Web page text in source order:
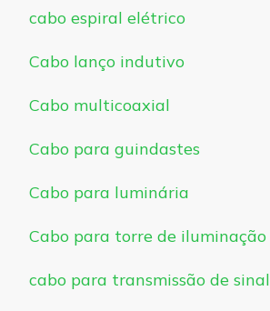
cabo espiral elétrico
Cabo lanço indutivo
Cabo multicoaxial
Cabo para guindastes
Cabo para luminária
Cabo para torre de iluminação
cabo para transmissão de sinal